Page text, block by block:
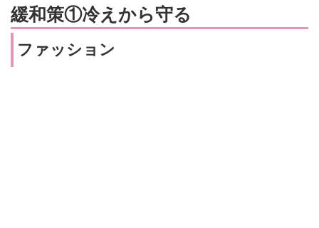
緩和策①冷えから守る
ファッション